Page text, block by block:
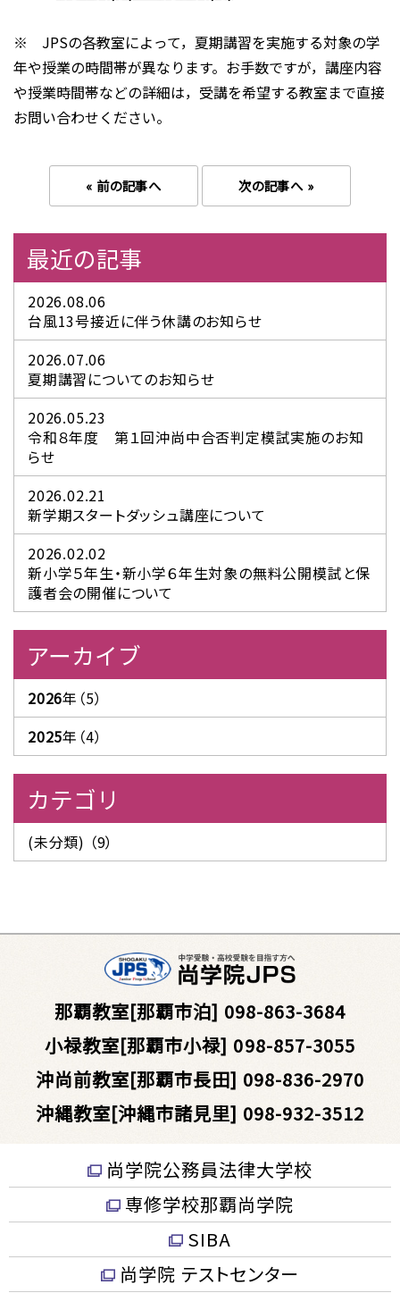
※ JPSの各教室によって，夏期講習を実施する対象の学
年や授業の時間帯が異なります。お手数ですが，講座内容
や授業時間帯などの詳細は，受講を希望する教室まで直接
お問い合わせください。
« 前の記事へ 次の記事へ »
最近の記事
2026.08.06
台風13号接近に伴う休講のお知らせ
2026.07.06
夏期講習についてのお知らせ
2026.05.23
令和８年度 第１回沖尚中合否判定模試実施のお知
らせ
2026.02.21
新学期スタートダッシュ講座について
2026.02.02
新小学５年生・新小学６年生対象の無料公開模試と保
護者会の開催について
アーカイブ
2026年（5）
2025年（4）
カテゴリ
(未分類) （9）
那覇教室[那覇市泊] 098-863-3684
小禄教室[那覇市小禄] 098-857-3055
沖尚前教室[那覇市長田] 098-836-2970
沖縄教室[沖縄市諸見里] 098-932-3512
尚学院公務員法律大学校
専修学校那覇尚学院
SIBA
尚学院 テストセンター